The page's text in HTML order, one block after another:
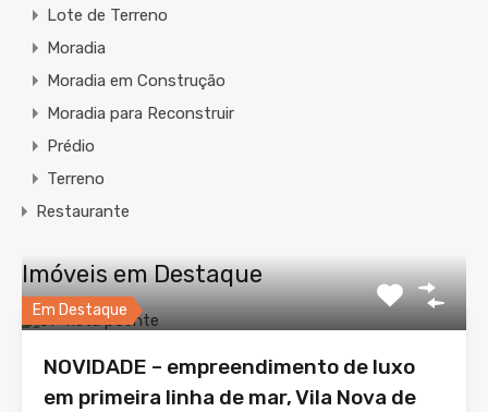
Lote de Terreno
Moradia
Moradia em Construção
Moradia para Reconstruir
Prédio
Terreno
Restaurante
Imóveis em Destaque
Em Destaque
NOVIDADE – empreendimento de luxo
em primeira linha de mar, Vila Nova de